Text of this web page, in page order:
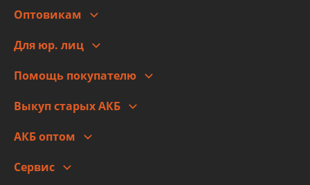
Адреса
Новости
Правовая информация
Оптовикам
Для юр. лиц
Помощь покупателю
Оплата
Гарантии и возврат
Выкуп старых АКБ
АКБ оптом
Сервис